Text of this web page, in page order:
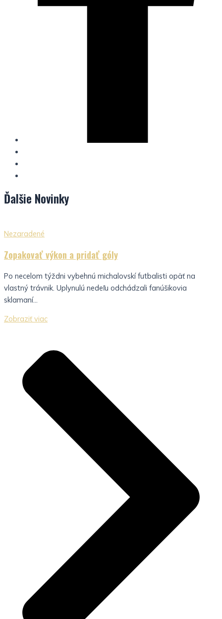
Ďalšie Novinky
Nezaradené
Zopakovať výkon a pridať góly
Po necelom týždni vybehnú michalovskí futbalisti opäť na
vlastný trávnik. Uplynulú nedeľu odchádzali fanúšikovia
sklamaní...
Zobraziť viac